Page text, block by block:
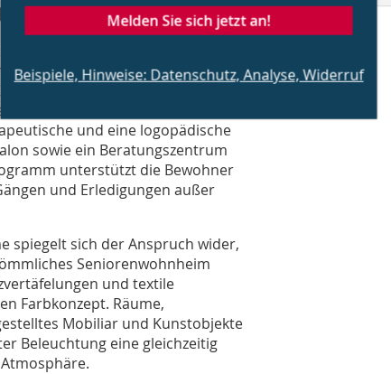
Angebote
gibt es ein Angebot an
Appartements stehen für
mit Clubraum, ein
mit Schwimmbad und Sauna.
und eine logopädische
sowie ein Beratungszentrum
unterstützt die Bewohner
und Erledigungen außer
spiegelt sich der Anspruch wider,
Seniorenwohnheim
und textile
Farbkonzept. Räume,
Mobiliar und Kunstobjekte
Beleuchtung eine gleichzeitig
Melden Sie sich jetzt an!
Beispiele, Hinweise: Datenschutz, Analyse, Widerruf